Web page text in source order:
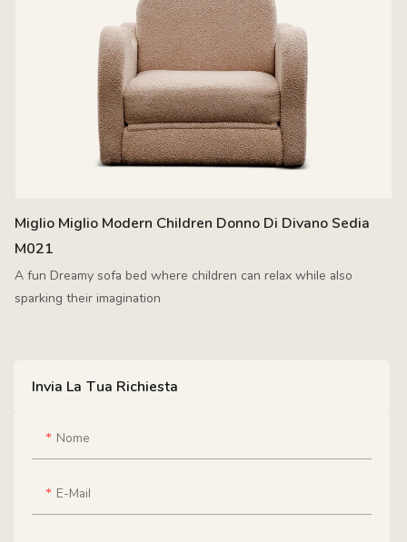
Invia La Tua Richiesta
Nome
E-Mail
Miglio Miglio Modern Children Donno Di Divano Sedia
M021
A fun Dreamy sofa bed where children can relax while also
sparking their imagination